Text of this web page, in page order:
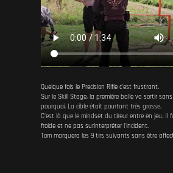
Quelque fois le Precision Rifle c'est frustrant.
Sur le Skill Stage, la première balle va sortir
pourquoi. La cible était pourtant très grosse.
C'est là que le mindset du tireur entre en jeu. Il
froide et ne pas surinterpréter l'incident.
Tom marquera les 9 tirs suivants sans être